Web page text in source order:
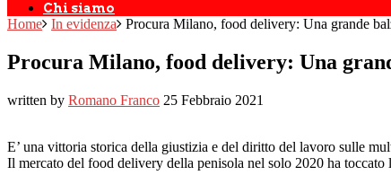
Chi siamo
Home In evidenza Procura Milano, food delivery: Una grande
Procura Milano, food delivery: Una
written by Romano Franco 25 Febbraio 2021
E’ una vittoria storica della giustizia e del diritto del lavoro sulle
Il mercato del food delivery della penisola nel solo 2020 ha